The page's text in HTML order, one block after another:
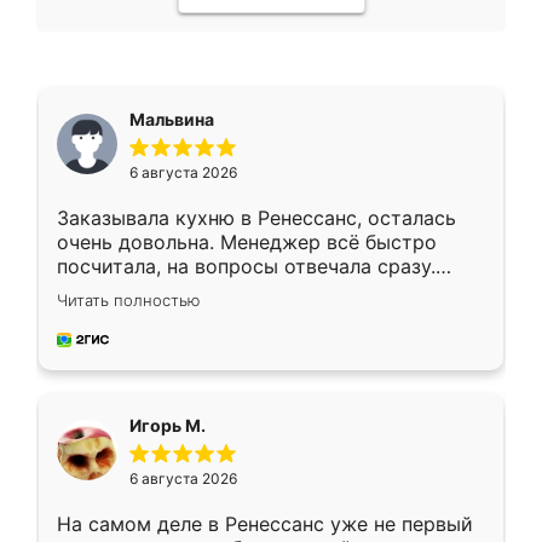
Мальвина
6 августа 2026
Заказывала кухню в Ренессанс, осталась
очень довольна. Менеджер всё быстро
посчитала, на вопросы отвечала сразу.
Замерщик приехал в субботу, подошёл к
делу со всей ответственностью. Собрали
за день, ребята работали аккуратно, даже
Читать полностью
Игорь М.
6 августа 2026
На самом деле в Ренессанс уже не первый